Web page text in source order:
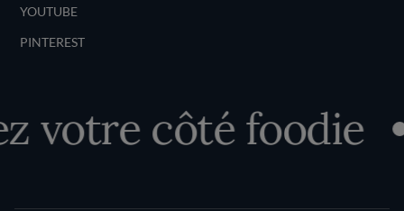
YOUTUBE
PINTEREST
votre côté foodie